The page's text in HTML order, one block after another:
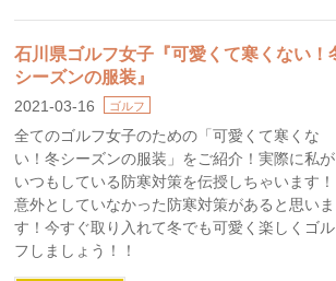
石川県ゴルフ女子『可愛くて寒くない！
シーズンの服装』
2021-03-16 ゴルフ
全てのゴルフ女子のための「可愛くて寒くな
い！冬シーズンの服装」をご紹介！実際に私が
いつもしている防寒対策を伝授しちゃいます！
意外としていなかった防寒対策があると思いま
す！今すぐ取り入れて冬でも可愛く楽しくゴル
フしましょう！！